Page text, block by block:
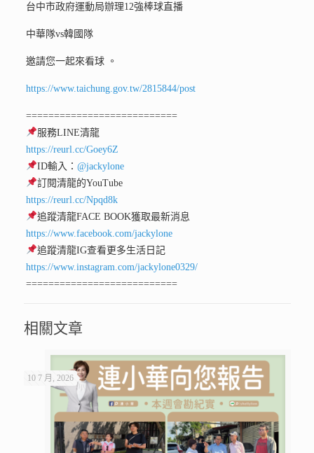
台中市政府運動局辦理12強棒球直播
中華隊vs韓國隊
邀請您一起來看球 。
https://www.taichung.gov.tw/2815844/post
===========================
服務LINE清龍
https://reurl.cc/Goey6Z
ID輸入：@jackylone
訂閱清龍的YouTube
https://reurl.cc/Npqd8k
追蹤清龍FACE BOOK獲取最新消息
https://www.facebook.com/jackylone
追蹤清龍IG查看更多生活日記
https://www.instagram.com/jackylone0329/
===========================
相關文章
10 7 月, 2026